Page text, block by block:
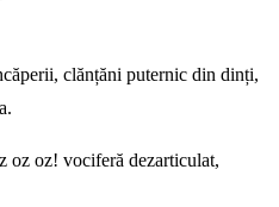
clănțăni puternic din dinți,
oz! vociferă dezarticulat,